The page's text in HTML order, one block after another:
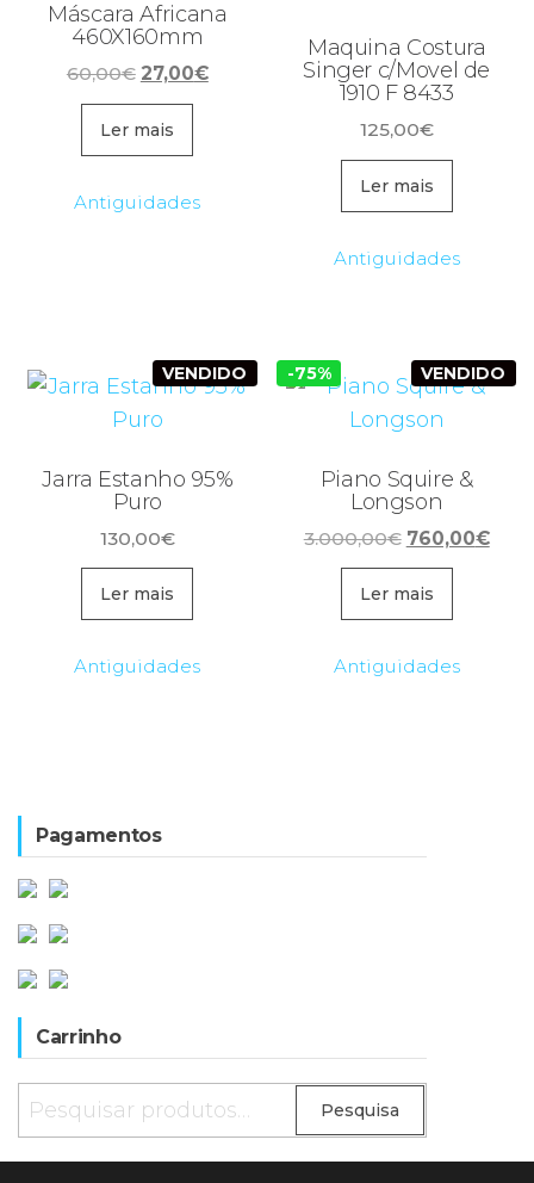
Máscara Africana
460X160mm
60,00€ O
preço
original
era:
27,00€O
Ler mais
Antiguidades
Maquina Costura
Singer c/Movel de
1910 F 8433
125,00€
Ler mais
Antiguidades
VENDIDO
Jarra Estanho 95%
Puro
130,00€
Ler mais
Antiguidades
-75% VENDIDO
Piano Squire &
Longson
3.000,00€ O
preço
original
era:
760,00€O
Ler mais
Antiguidades
Pagamentos
Carrinho
Pesquisar
por:
Pesquisa